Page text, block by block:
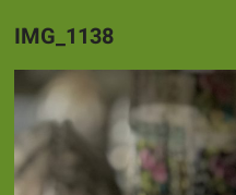
IMG_1138